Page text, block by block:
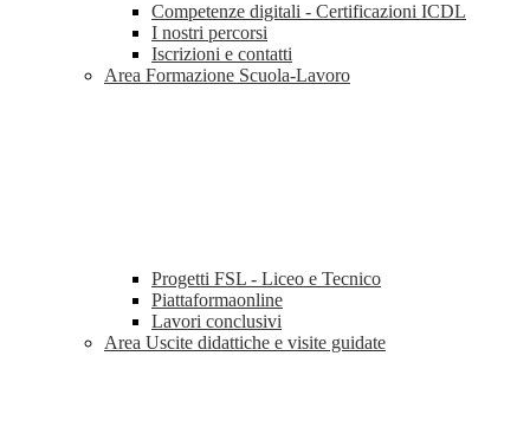
Competenze digitali - Certificazioni ICDL
I nostri percorsi
Iscrizioni e contatti
Area Formazione Scuola-Lavoro
Progetti FSL - Liceo e Tecnico
Piattaformaonline
Lavori conclusivi
Area Uscite didattiche e visite guidate